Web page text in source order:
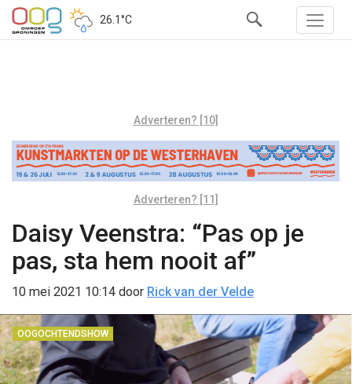
26.1°C
Adverteren? [10]
Adverteren? [11]
Daisy Veenstra: “Pas op je
pas, sta hem nooit af”
10 mei 2021 10:14 door Rick van der Velde
OOGOCHTENDSHOW